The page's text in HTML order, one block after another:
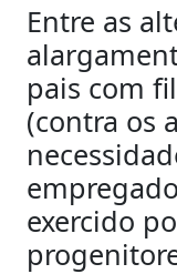
Entre as
pais com
(contra os
exercido